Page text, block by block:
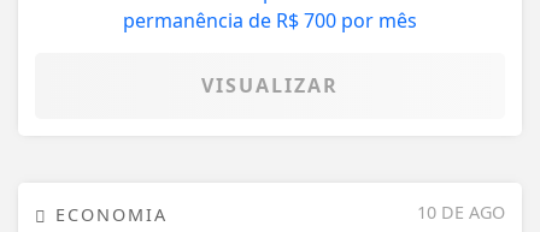
VISUALIZAR
10 DE AGO
ECONOMIA